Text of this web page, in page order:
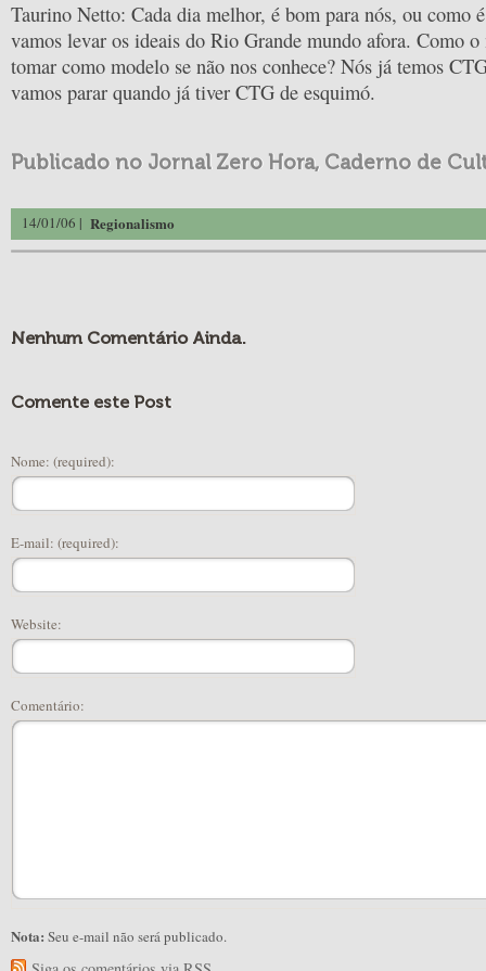
Taurino Netto: Cada dia melhor, é bom para nós, ou como
vamos levar os ideais do Rio Grande mundo afora. Como
tomar como modelo se não nos conhece? Nós já temos
vamos parar quando já tiver CTG de esquimó.
Publicado no Jornal Zero Hora, Caderno de
14/01/06 | Regionalismo
Nenhum Comentário Ainda.
Comente este Post
Nome: (required):
E-mail: (required):
Website:
Comentário:
Nota: Seu e-mail não será publicado.